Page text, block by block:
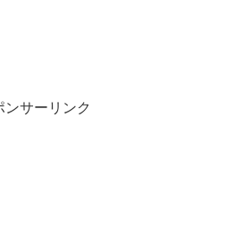
ンサーリンク